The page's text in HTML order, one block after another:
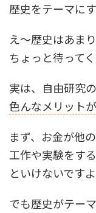
歴史をテーマに
え～歴史はあま
ちょっと待って
実は、自由研究
色んなメリット
まず、お金が他
工作や実験をす
といけないですよ
でも歴史がテー